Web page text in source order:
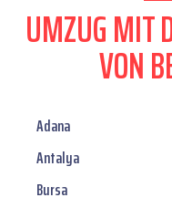
UMZUG MIT
VON
Adana
Antalya
Bursa